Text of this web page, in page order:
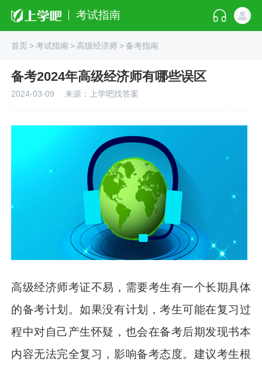
考试指南
首页>考试指南> 高级经济师> 备考指南
备考2024年高级经济师有哪些误区
2024-03-09 来源：上学吧找答案
高级经济师考证不易，需要考生有一个长期具体
的备考计划。如果没有计划，考生可能在复习过
程中对自己产生怀疑，也会在备考后期发现书本
内容无法完全复习，影响备考态度。建议考生根